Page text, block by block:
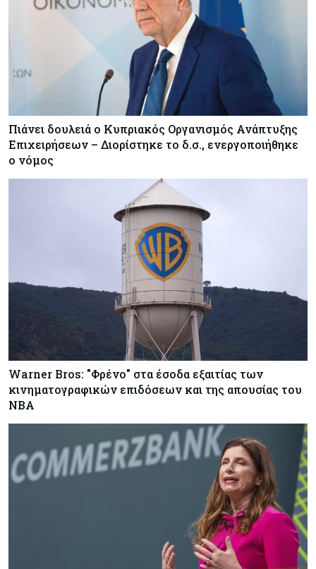
Πιάνει δουλειά ο Κυπριακός Οργανισμός Ανάπτυξης
Επιχειρήσεων – Διορίστηκε το δ.σ., ενεργοποιήθηκε
ο νόμος
Warner Bros: "Φρένο" στα έσοδα εξαιτίας των
κινηματογραφικών επιδόσεων και της απουσίας του
NBA